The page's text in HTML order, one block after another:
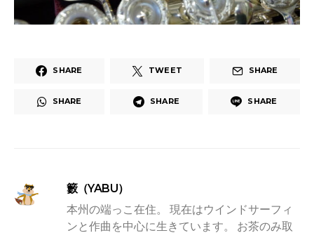
SHARE TWEET SHARE
SHARE SHARE SHARE
籔（YABU）
本州の端っこ在住。 現在はウインドサーフィ
ンと作曲を中心に生きています。 お茶のみ取